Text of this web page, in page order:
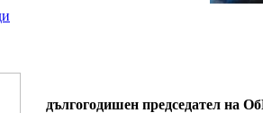
дългогодишен председател на